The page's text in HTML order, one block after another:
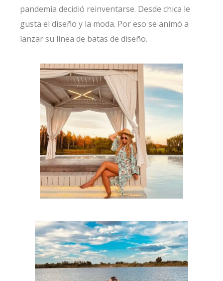
pandemia decidió reinventarse. Desde chica le
gusta el diseño y la moda. Por eso se animó a
lanzar su línea de batas de diseño.